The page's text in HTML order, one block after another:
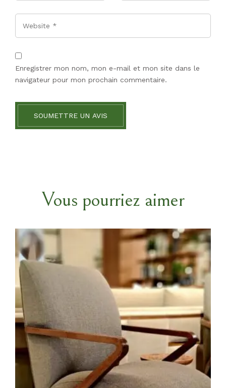
Enregistrer mon nom, mon e-mail et mon site dans le
navigateur pour mon prochain commentaire.
SOUMETTRE UN AVIS
Vous pourriez aimer